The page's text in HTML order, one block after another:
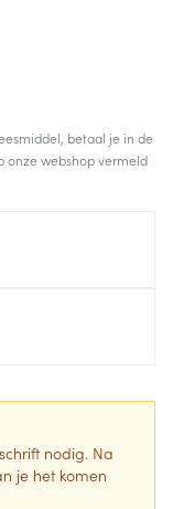
betaal je in de
onze webshop vermeld
nodig. Na
je het komen